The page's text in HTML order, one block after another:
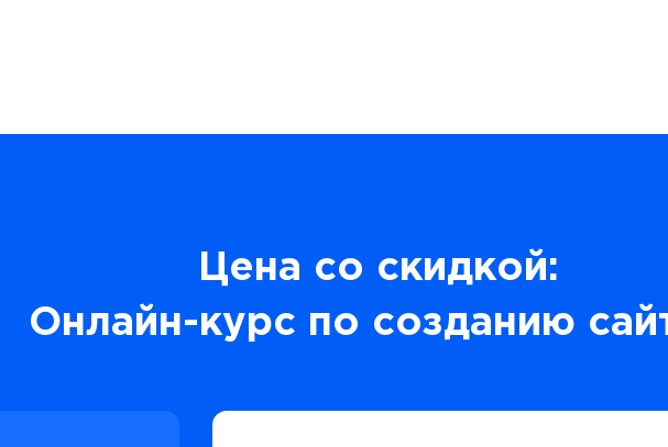
Цена со скидкой:
Онлайн-курс по созданию